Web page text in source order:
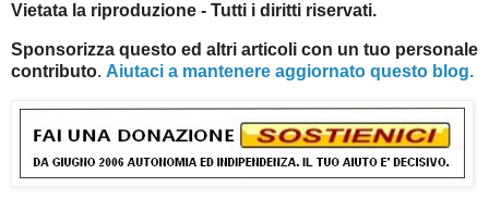
Vietata la riproduzione - Tutti i diritti riservati.
Sponsorizza questo ed altri articoli con un tuo personale
contributo. Aiutaci a mantenere aggiornato questo blog.